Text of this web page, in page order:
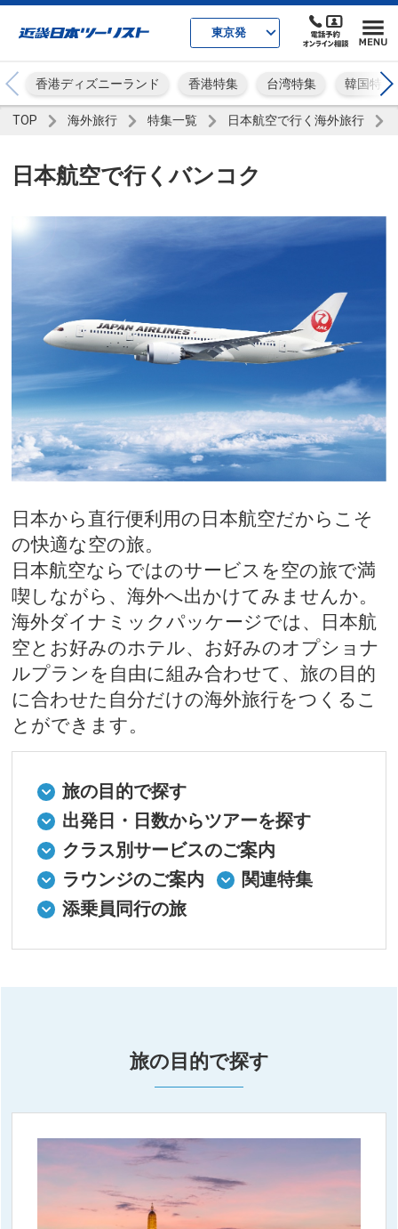
東京発
香港ディズニーランド 香港特集 台湾特集 韓国特集
TOP 海外旅行 特集一覧 日本航空で行く海外旅行
日本航空で行くバンコク
日本から直行便利用の日本航空だからこそ
の快適な空の旅。
日本航空ならではのサービスを空の旅で満
喫しながら、海外へ出かけてみませんか。
海外ダイナミックパッケージでは、日本航
空とお好みのホテル、お好みのオプショナ
ルプランを自由に組み合わせて、旅の目的
に合わせた自分だけの海外旅行をつくるこ
とができます。
旅の目的で探す
出発日・日数からツアーを探す
クラス別サービスのご案内
ラウンジのご案内
関連特集
添乗員同行の旅
旅の目的で探す